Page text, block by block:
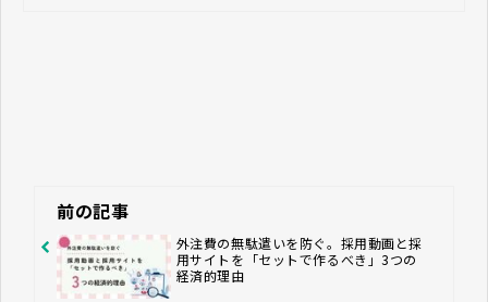
前の記事
外注費の無駄遣いを防ぐ。採用動画と採
用サイトを「セットで作るべき」3つの
経済的理由